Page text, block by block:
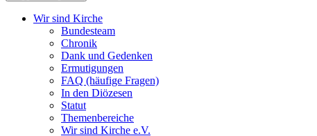
Wir sind Kirche
Bundesteam
Chronik
Dank und Gedenken
Ermutigungen
FAQ (häufige Fragen)
In den Diözesen
Statut
Themenbereiche
Wir sind Kirche e.V.